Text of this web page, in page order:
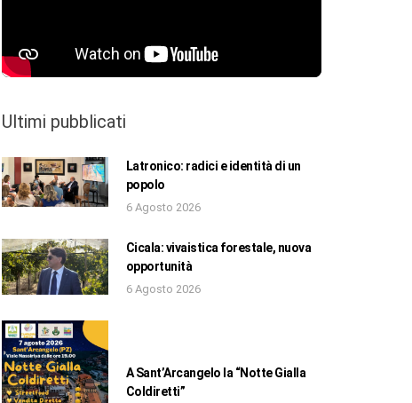
Ultimi pubblicati
Latronico: radici e identità di un
popolo
6 Agosto 2026
Cicala: vivaistica forestale, nuova
opportunità
6 Agosto 2026
A Sant’Arcangelo la “Notte Gialla
Coldiretti”